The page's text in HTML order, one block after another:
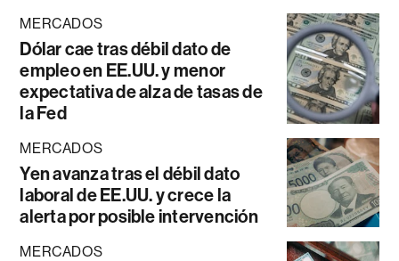
MERCADOS
Dólar cae tras débil dato de
empleo en EE.UU. y menor
expectativa de alza de tasas de
la Fed
MERCADOS
Yen avanza tras el débil dato
laboral de EE.UU. y crece la
alerta por posible intervención
MERCADOS